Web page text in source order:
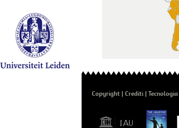
Copyright Crediti Tecnologia